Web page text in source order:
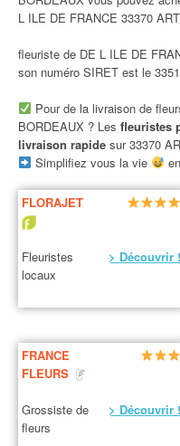
L ILE DE FRANCE 33370
fleuriste de DE L ILE DE
son numéro SIRET est le
Pour de la livraison de
BORDEAUX ? Les fleuristes
livraison rapide sur 33370
Simplifiez vous la vie
FLORAJET
Fleuristes
locaux
> Découvrir !
FRANCE
FLEURS
Grossiste de
fleurs
> Découvrir !